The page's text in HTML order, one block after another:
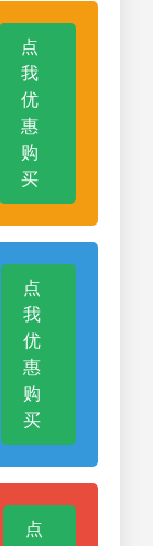
点
我
优
惠
购
买
点
我
优
惠
购
买
点